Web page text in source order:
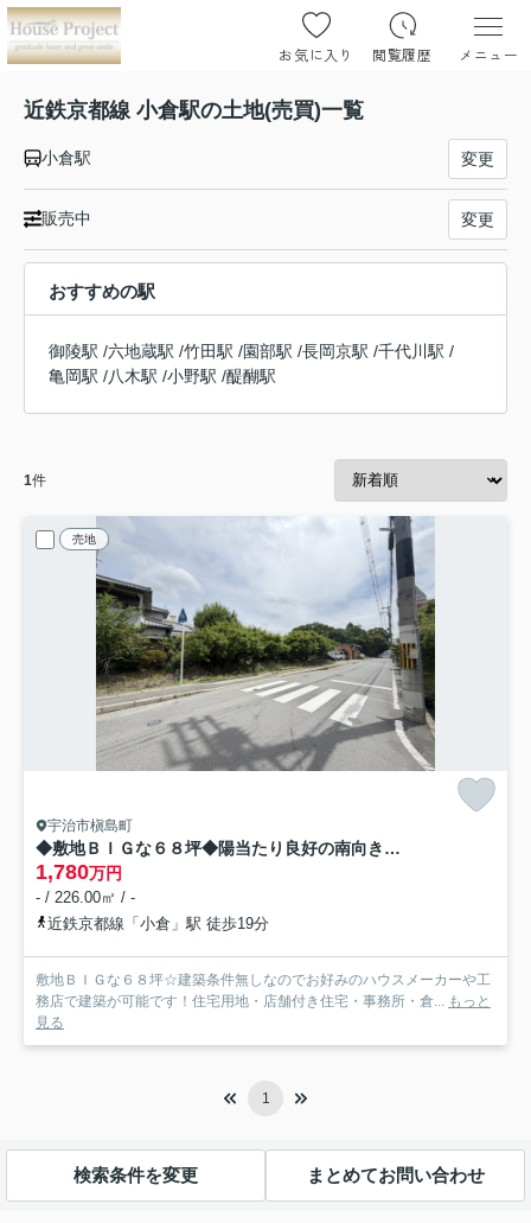
お気に入り 閲覧履歴 メニュー
近鉄京都線 小倉駅の土地(売買)一覧
小倉駅 変更
販売中 変更
おすすめの駅
御陵駅 /六地蔵駅 /竹田駅 /園部駅 /長岡京駅 /千代川駅 /
亀岡駅 /八木駅 /小野駅 /醍醐駅
1件
売地
宇治市槇島町
◆敷地ＢＩＧな６８坪◆陽当たり良好の南向きの間口◆建築条件無し◆宇治市槇島町大町
1,780万円
- / 226.00㎡ / -
近鉄京都線「小倉」駅 徒歩19分
敷地ＢＩＧな６８坪☆建築条件無しなのでお好みのハウスメーカーや工
務店で建築が可能です！住宅用地・店舗付き住宅・事務所・倉...
もっと
見る
1
検索条件を変更 まとめてお問い合わせ